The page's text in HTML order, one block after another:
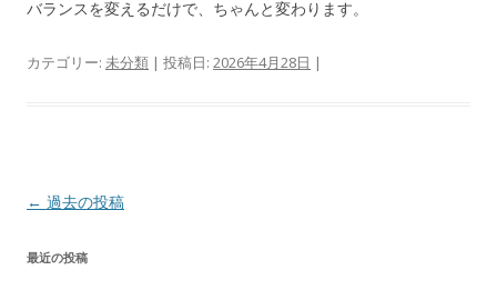
バランスを変えるだけで、ちゃんと変わります。
カテゴリー: 未分類 | 投稿日: 2026年4月28日 |
投
ナ
← 過去の投稿
最近の投稿